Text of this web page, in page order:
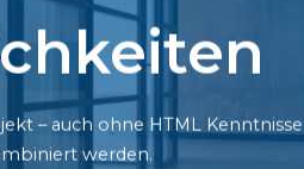
– auch ohne HTML Kenntnisse
werden.